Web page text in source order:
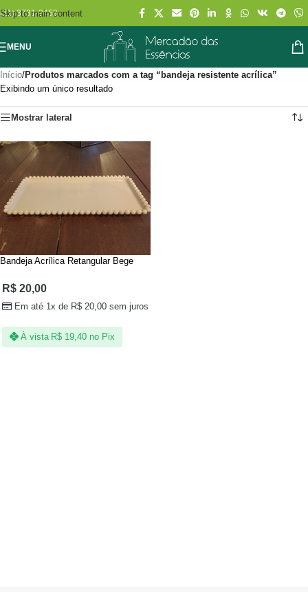
Skip to main content
(11) 3731-2452
MENU
Início/Produtos marcados com a tag “bandeja resistente acrílica”
Exibindo um único resultado
Mostrar lateral
Bandeja Acrílica Retangular Bege
R$20,00
Em até 1x de R$ 20,00 sem juros
À vista R$ 19,40 no Pix